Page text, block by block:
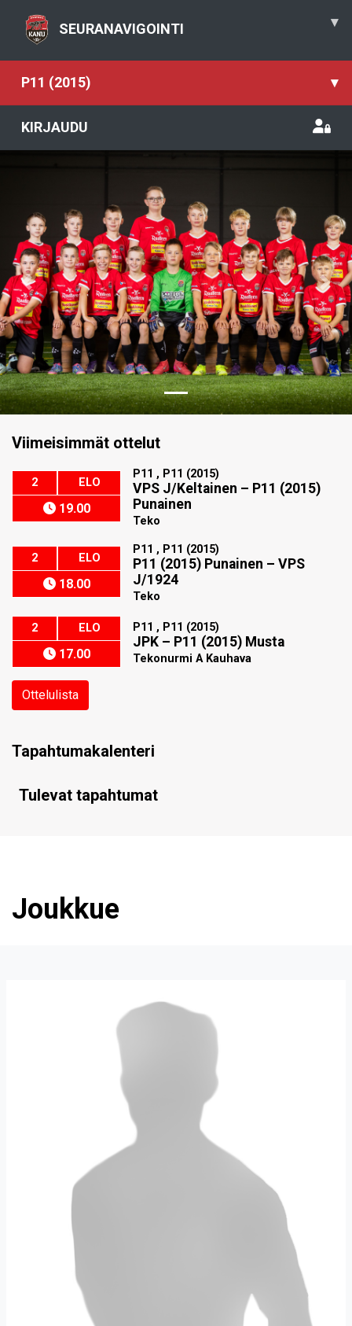
SEURANAVIGOINTI ▾
P11 (2015) ▾
KIRJAUDU
Previous
Viimeisimmät ottelut
2 ELO
19.00
P11 , P11 (2015)
VPS J/Keltainen – P11 (2015)
Punainen
Teko
2 ELO
18.00
P11 , P11 (2015)
P11 (2015) Punainen –VPS
J/1924
Teko
2 ELO
17.00
P11 , P11 (2015)
JPK – P11 (2015) Musta
Tekonurmi A Kauhava
Ottelulista
Tapahtumakalenteri
Tulevat tapahtumat
Joukkue